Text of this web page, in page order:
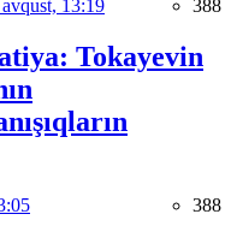
13:19 388
Tokayevin
388